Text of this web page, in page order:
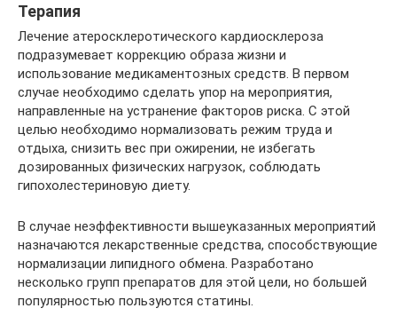
Терапия
Лечение атеросклеротического кардиосклероза
подразумевает коррекцию образа жизни и
использование медикаментозных средств. В первом
случае необходимо сделать упор на мероприятия,
направленные на устранение факторов риска. С этой
целью необходимо нормализовать режим труда и
отдыха, снизить вес при ожирении, не избегать
дозированных физических нагрузок, соблюдать
гипохолестериновую диету.
В случае неэффективности вышеуказанных мероприятий
назначаются лекарственные средства, способствующие
нормализации липидного обмена. Разработано
несколько групп препаратов для этой цели, но большей
популярностью пользуются статины.